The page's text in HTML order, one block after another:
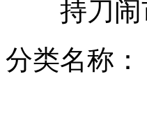
记者体验模拟手控交
持刀闹市
分类名称：